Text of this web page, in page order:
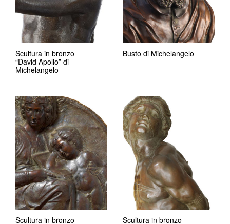
Scultura in bronzo
“David Apollo” di
Michelangelo
Busto di Michelangelo
Scultura in bronzo
Scultura in bronzo